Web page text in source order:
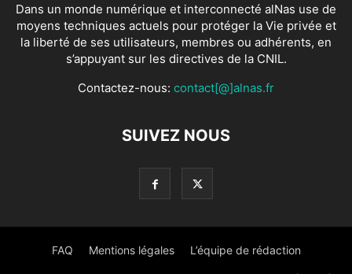
Dans un monde numérique et interconnecté alNas use de
moyens techniques actuels pour protéger la Vie privée et
la liberté de ses utilisateurs, membres ou adhérents, en
s’appuyant sur les directives de la CNIL.
Contactez-nous: contact[@]alnas.fr
SUIVEZ NOUS
FAQ Mentions légales L’équipe de rédaction